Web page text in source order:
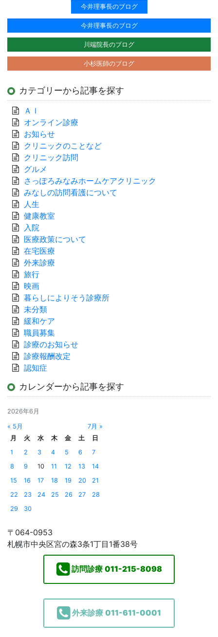
今井理事長のブログ
今井理事長のブログ
川端院長のブログ
小杉医師のブログ
カテゴリーから記事を探す
ＡＩ
オンライン診療
お知らせ
クリニックのことなど
クリニック訪問
グルメ
さっぽろみなみホームケアクリニック
みなしの訪問看護について
人生
健康教室
入院
医療政策について
在宅医療
外来診療
旅行
映画
暮らしによりそう診療所
未分類
緩和ケア
職員募集
診療のお知らせ
診療報酬改定
認知症
カレンダーから記事を探す
2026年6月
« 5月
7月 »
月
火 水 木 金 土
日
1
2 3 4 5 6
7
8
9 10 11 12 13
14
15
16 17 18 19 20
21
22
23 24 25 26 27
28
29
30
〒064-0953
札幌市中央区宮の森3条1丁目1番38号
訪問診療 011-215-8098
外来診療 011-611-0001